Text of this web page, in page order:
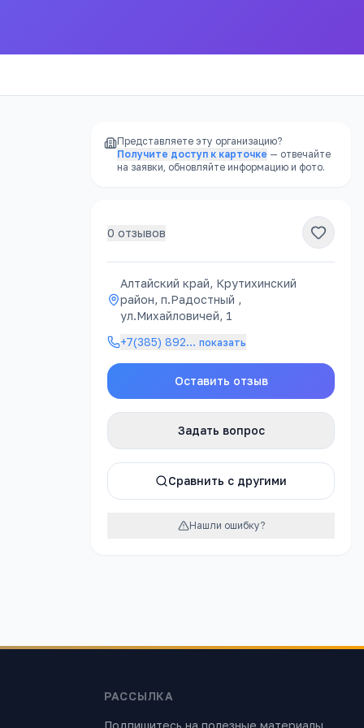
Представляете эту организацию?
Получите доступ к карточке — отвечайте
на заявки, обновляйте информацию и фото.
0 отзывов
Алтайский край, Крутихинский
район, п.Радостный ,
ул.Михайловичей, 1
+7(385) 892… показать
Оставить отзыв
Задать вопрос
Сравнить с другими
Нашли ошибку?
РАССЫЛКА
Подпишитесь на полезные материалы